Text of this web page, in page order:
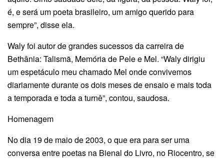
é, e será um poeta brasileiro, um amigo querido para
sempre”, disse ela.
Waly foi autor de grandes sucessos da carreira de
Bethânia: Talismã, Memória de Pele e Mel. “Waly dirigiu
um espetáculo meu chamado Mel onde convivemos
diariamente durante os dois meses de ensaio e mais toda
a temporada e toda a turnê”, contou, saudosa.
Homenagem
No dia 19 de maio de 2003, o que era para ser uma
conversa entre poetas na Bienal do Livro, no Riocentro, se